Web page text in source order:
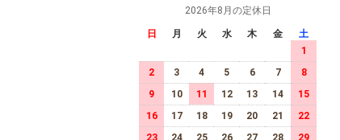
2026年8月の定休日
日 月 火 水 木 金
土
1
2
3 4 5 6 7
8
9
10 11 12 13 14
15
16
17 18 19 20 21
22